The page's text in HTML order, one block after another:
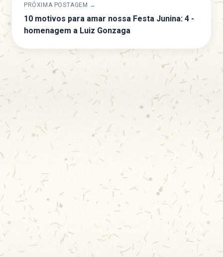
PRÓXIMA POSTAGEM →
10 motivos para amar nossa Festa Junina: 4 -
homenagem a Luiz Gonzaga